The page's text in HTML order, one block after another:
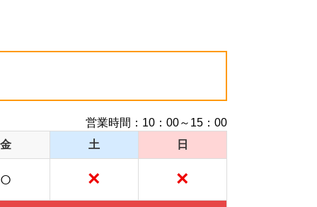
営業時間：10：00～15：00
金 土 日
○ × ×